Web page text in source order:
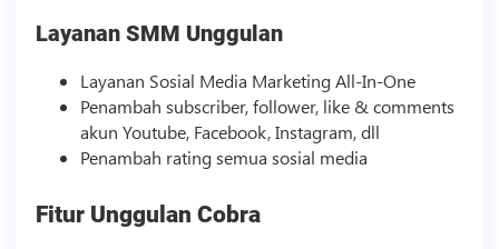
Layanan SMM Unggulan
Layanan Sosial Media Marketing All-In-One
Penambah subscriber, follower, like & comments
akun Youtube, Facebook, Instagram, dll
Penambah rating semua sosial media
Fitur Unggulan Cobra